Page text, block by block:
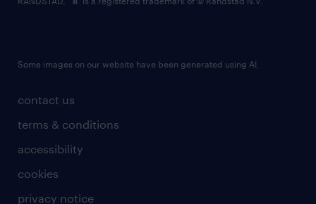
contact us
terms & conditions
accessibility
cookies
privacy notice
Some images on our website have been generated using AI.